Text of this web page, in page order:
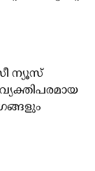
ന്യൂസ്